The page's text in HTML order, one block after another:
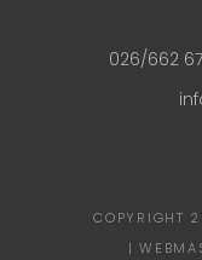
026/662
COPYRIGHT
|